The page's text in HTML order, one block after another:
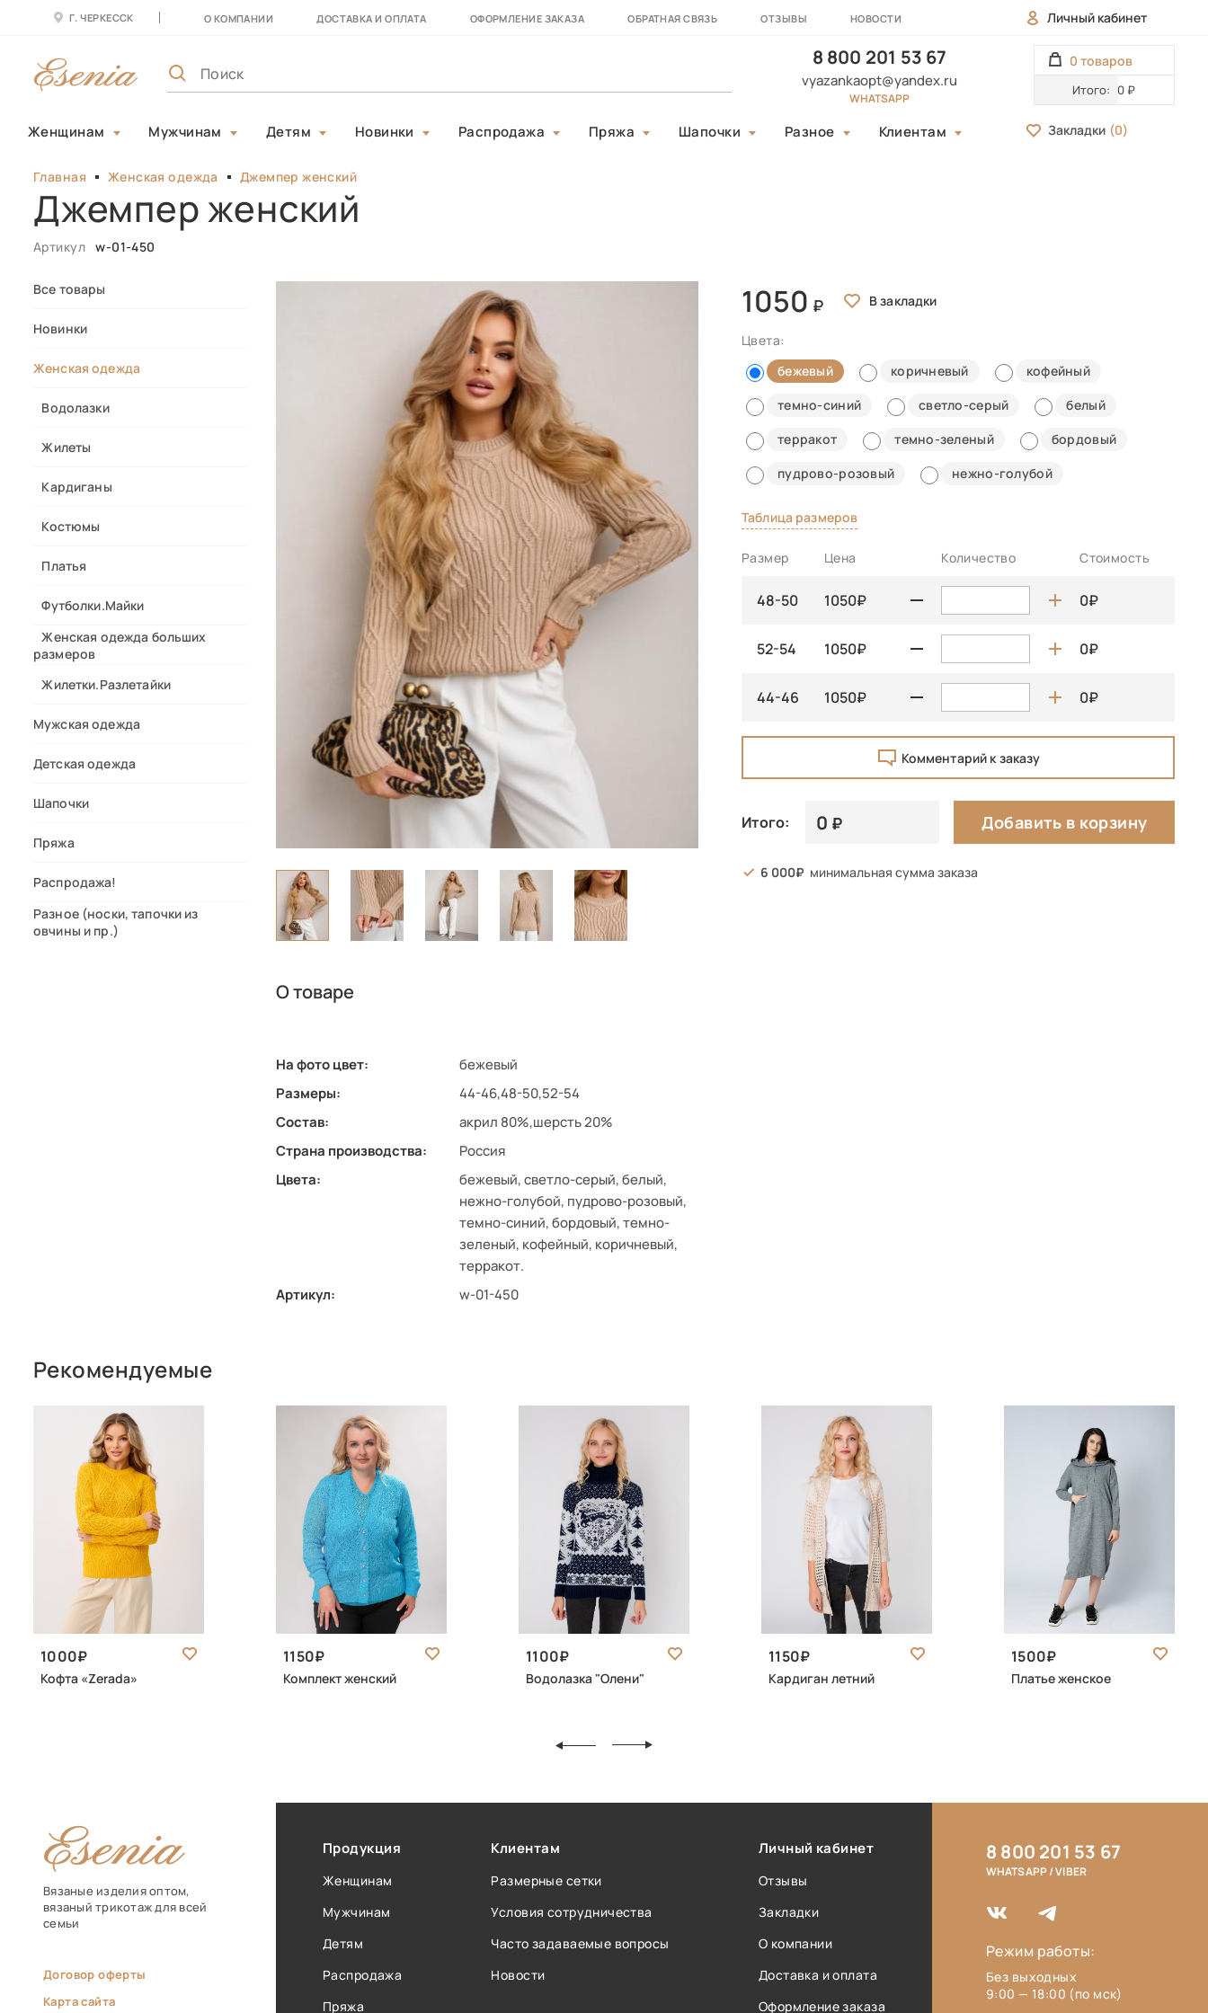
Г. ЧЕРКЕССК О КОМПАНИИ ДОСТАВКА И ОПЛАТА ОФОРМЛЕНИЕ ЗАКАЗА ОБРАТНАЯ СВЯЗЬ ОТЗЫВЫ НОВОСТИ Личный кабинет
8 800 201 53 67
vyazankaopt@yandex.ru
WHATSAPP
0 товаров
Итого: 0 ₽
Женщинам Мужчинам Детям Новинки Распродажа Пряжа Шапочки Разное Клиентам Закладки (0)
Главная Женская одежда Джемпер женский
Джемпер женский
Артикул w-01-450
Все товары
Новинки
Женская одежда
Водолазки
Жилеты
Кардиганы
Костюмы
Платья
Футболки.Майки
Женская одежда больших
размеров
Жилетки.Разлетайки
Мужская одежда
Детская одежда
Шапочки
Пряжа
Распродажа!
Разное (носки, тапочки из
овчины и пр.)
О товаре
На фото цвет:
бежевый
Размеры:
44-46,48-50,52-54
Состав:
акрил 80%,шерсть 20%
Страна производства:
Россия
Цвета:
бежевый, светло-серый, белый,
нежно-голубой, пудрово-розовый,
темно-синий, бордовый, темно-
зеленый, кофейный, коричневый,
терракот.
Артикул:
w-01-450
1050
Цвета:
бежевый
коричневый
кофейный
темно-синий
светло-серый
белый
терракот
темно-зеленый
бордовый
пудрово-розовый
нежно-голубой
Таблица размеров
Размер Цена Количество Стоимость
48-50 1050 0
52-54 1050 0
44-46 1050 0
Комментарий к заказу
Итого: 0 Добавить в корзину
6 000 минимальная сумма заказа
Рекомендуемые
1000
Кофта «Zerada»
1150
Комплект женский
1100
Водолазка "Олени"
1150
Кардиган летний
1500
Платье женское
Вязаные изделия оптом,
вязаный трикотаж для всей
семьи
Договор оферты
Карта сайта
Продукция
Женщинам
Мужчинам
Детям
Распродажа
Пряжа
Клиентам
Размерные сетки
Условия сотрудничества
Часто задаваемые вопросы
Новости
Личный кабинет
Отзывы
Закладки
О компании
Доставка и оплата
Оформление заказа
8 800 201 53 67
WHATSAPP / VIBER
Режим работы:
Без выходных
9:00 — 18:00 (по мск)